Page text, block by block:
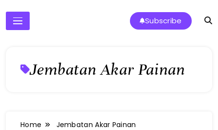
The Cadillac Hotel
Subscribe
Jembatan Akar Painan
Home Jembatan Akar Painan